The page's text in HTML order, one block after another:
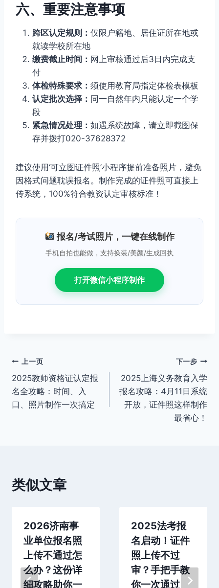
六、重要注意事项
跨区认定规则： 仅限户籍地、居住证所在地或
就读学校所在地
缴费截止时间： 网上审核通过后3日内完成支
付
体检特殊要求： 须使用教育局指定体检表模板
认定批次选择： 同一自然年内只能认定一个学
段
紧急情况处理： 如遇系统故障，请立即截图保
存并拨打020-37628372
建议使用‘可立图证件照’小程序提前准备照片，避免
因格式问题耽误报名。制作完成的证件照可直接上
传系统，100%符合教资认定审核标准！
报名/考试照片，一键在线制作
手机自拍也能做，支持换装/美颜/生成回执
打开微信小程序制作
文
章
导
上一页
2025教师资格证认定报
名全攻略：时间、入
口、照片制作一次搞定
下一步
2025上海义务教育入学
报名攻略：4月11日系统
开放，证件照这样制作
最省心！
类似文章
2026济南事
业单位报名照
上传不通过怎
么办？这份详
细攻略助你一
2025法考报
名启动！证件
照上传不过
审？手把手教
你一次通过